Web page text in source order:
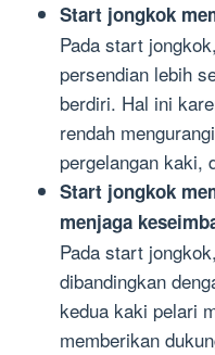
Start jongkok
Pada start
persendian lebih
berdiri. Hal ini
rendah
pergelangan kaki,
Start jongkok
menjaga
Pada start
dibandingkan
kedua kaki pelari
memberikan